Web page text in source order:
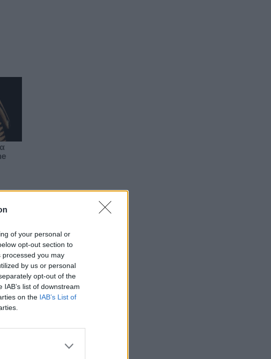
of your personal or
opt-out section to
you may
by us or personal
opt-out of the
list of downstream
on the IAB’s List of